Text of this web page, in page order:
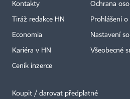
Kontakty
Tiráž redakce HN
Economia
Kariéra v HN
Ceník inzerce
Ochrana
Prohlášení o
Nastavení
Všeobecné
Koupit / darovat předplatné